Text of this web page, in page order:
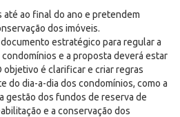
ao final do ano e pretendem
dos imóveis.
estratégico para regular a
e a proposta deverá estar
objetivo é clarificar e criar regras
do dia-a-dia dos condomínios, como a
gestão dos fundos de reserva de
e a conservação dos